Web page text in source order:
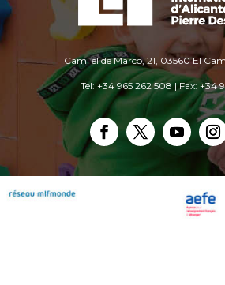
Camí el de Marco, 21, 03560 El
Tel: +34 965 262 508 | Fax: +34